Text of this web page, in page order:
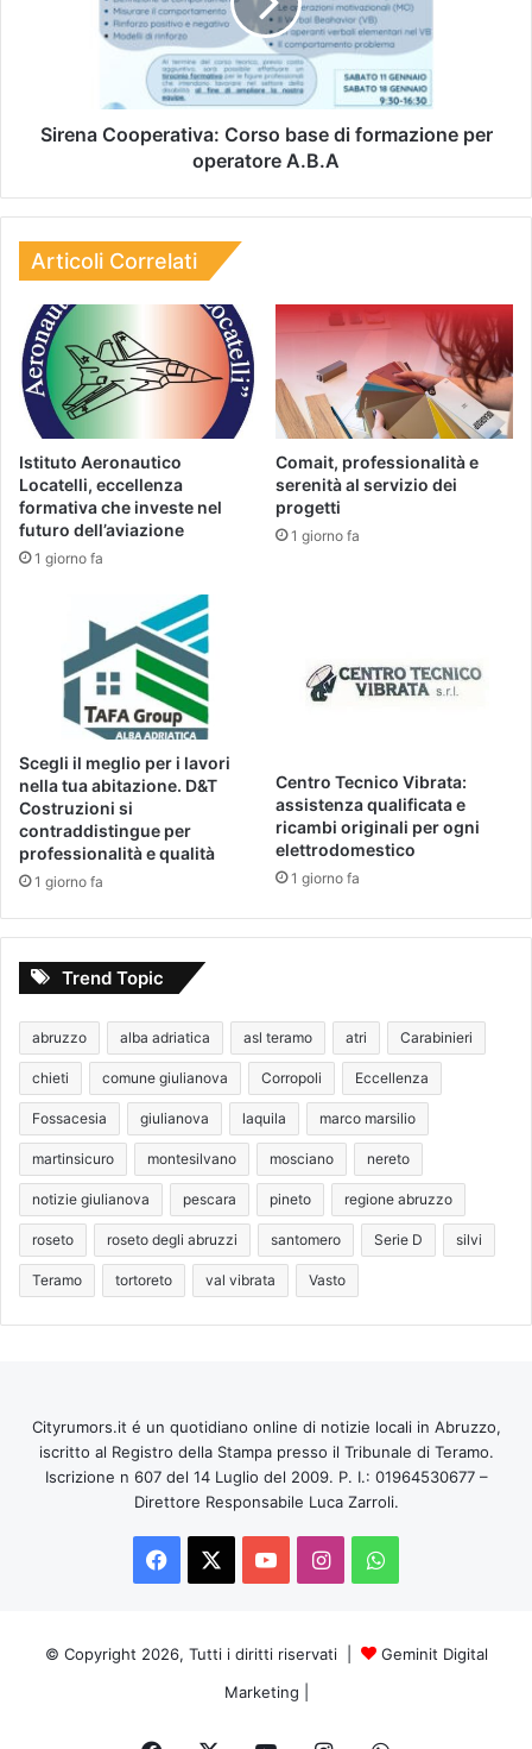
Sirena Cooperativa: Corso base di formazione per
operatore A.B.A
Articoli Correlati
Istituto Aeronautico
Locatelli, eccellenza
formativa che investe nel
futuro dell’aviazione
1 giorno fa
Comait, professionalità e
serenità al servizio dei
progetti
1 giorno fa
Scegli il meglio per i lavori
nella tua abitazione. D&T
Costruzioni si
contraddistingue per
professionalità e qualità
1 giorno fa
Centro Tecnico Vibrata:
assistenza qualificata e
ricambi originali per ogni
elettrodomestico
1 giorno fa
Trend Topic
abruzzo alba adriatica asl teramo atri Carabinieri
chieti comune giulianova Corropoli Eccellenza
Fossacesia giulianova laquila marco marsilio
martinsicuro montesilvano mosciano nereto
notizie giulianova pescara pineto regione abruzzo
roseto roseto degli abruzzi santomero Serie D silvi
Teramo tortoreto val vibrata Vasto
Cityrumors.it é un quotidiano online di notizie locali in Abruzzo,
iscritto al Registro della Stampa presso il Tribunale di Teramo.
Iscrizione n 607 del 14 Luglio del 2009. P. I.: 01964530677 –
Direttore Responsabile Luca Zarroli.
Facebook
You InstagramWhatsApp
© Copyright 2026, Tutti i diritti riservati |
Geminit Digital
Marketing